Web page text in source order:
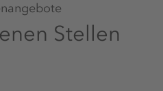
Stellen